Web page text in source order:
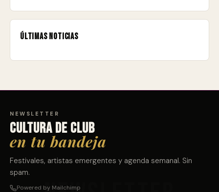
Últimas noticias
NEWSLETTER
Cultura de club
en tu bandeja
Festivales, artistas emergentes y agenda semanal. Sin
spam.
Powered by Mailchimp